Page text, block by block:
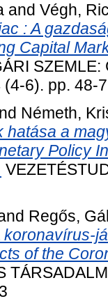
and Végh,
: A
Capital
SZEMLE:
(4-6). pp. 48-
Németh,
hatása a
Policy
Regős,
koronavírus-
of the